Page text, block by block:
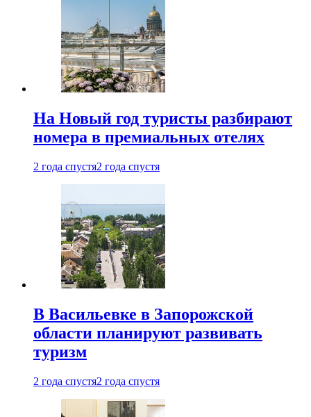
На Новый год туристы разбирают
номера в премиальных отелях
2 года спустя2 года спустя
В Васильевке в Запорожской
области планируют развивать
туризм
2 года спустя2 года спустя